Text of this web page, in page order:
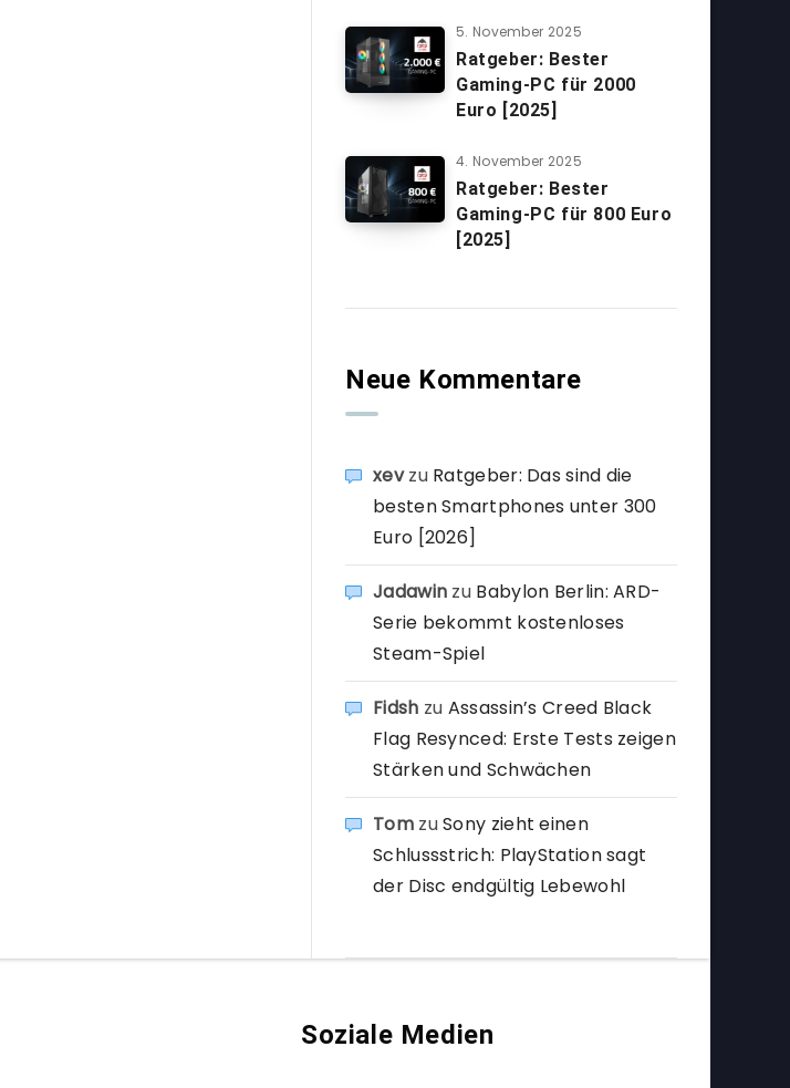
5. November 2025
Ratgeber: Bester
Gaming-PC für 2000
Euro [2025]
4. November 2025
Ratgeber: Bester
Gaming-PC für 800 Euro
[2025]
Neue Kommentare
xevzu Ratgeber: Das sind die
besten Smartphones unter 300
Euro [2026]
Jadawin zu Babylon Berlin: ARD-
Serie bekommt kostenloses
Steam-Spiel
Fidsh zu Assassin’s Creed Black
Flag Resynced: Erste Tests zeigen
Stärken und Schwächen
TomzuSony zieht einen
Schlussstrich: PlayStation sagt
der Disc endgültig Lebewohl
Soziale Medien